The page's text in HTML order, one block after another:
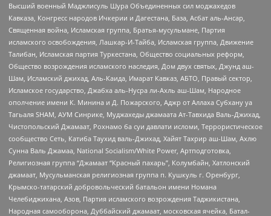
Высший военный Маджлисуль Шура Объединенных сил моджахедов
Кавказа, Конгресс народов Ичкерии и Дагестана, База, Асбат аль-Ансар,
Священная война, Исламская группа, Братья-мусульмане, Партия
исламского освобождения, Лашкар-И-Тайба, Исламская группа, Движение
Талибан, Исламская партия Туркестана, Общество социальных реформ,
Общество возрождения исламского наследия, Дом двух святых, Джунд аш-
Шам, Исламский джихад, Аль-Каида, Имарат Кавказ, АБТО, Правый сектор,
Исламское государство, Джабха аль-Нусра ли-Ахль аш-Шам, Народное
ополчение имени К. Минина и Д. Пожарского, Аджр от Аллаха Субхану уа
Тагьаля SHAM, АУМ Синрике, Муджахеды джамаата Ат-Тавхида Валь-Джихад,
Чистопольский Джамаат, Рохнамо ба суи давлати исломи, Террористическое
сообщество Сеть, Катиба Таухид валь-Джихад, Хайят Тахрир аш-Шам, Ахлю
Сунна Валь Джамаа, National Socialism/White Power, Артподготовка,
Религиозная группа “Джамаат “Красный пахарь”, Колумбайн, Хатлонский
джамаат, Мусульманская религиозная группа п. Кушкуль г. Оренбург,
Крымско-татарский добровольческий батальон имени Номана
Челебиджихана, Азов, Партия исламского возрождения Таджикистана,
Народная самооборона, Дуббайский джамаат, московская ячейка, Батал-